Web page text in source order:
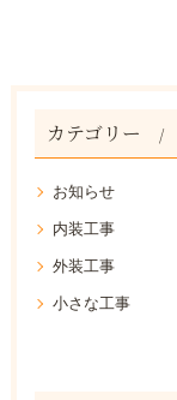
カテゴリー
お知らせ
内装工事
外装工事
小さな工事